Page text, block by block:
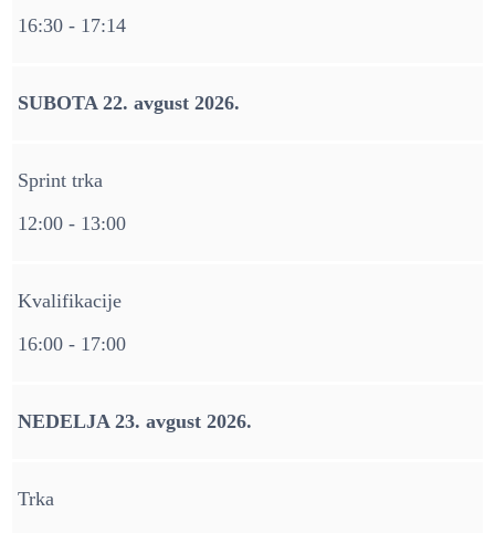
16:30 - 17:14
SUBOTA 22. avgust 2026.
Sprint trka
12:00 - 13:00
Kvalifikacije
16:00 - 17:00
NEDELJA 23. avgust 2026.
Trka